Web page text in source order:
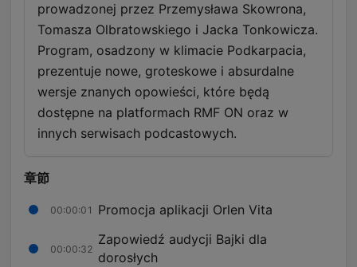
prowadzonej przez Przemysława Skowrona,
Tomasza Olbratowskiego i Jacka Tonkowicza.
Program, osadzony w klimacie Podkarpacia,
prezentuje nowe, groteskowe i absurdalne
wersje znanych opowieści, które będą
dostępne na platformach RMF ON oraz w
innych serwisach podcastowych.
章節
00:00:01 Promocja aplikacji Orlen Vita
00:00:32
Zapowiedź audycji Bajki dla
dorosłych